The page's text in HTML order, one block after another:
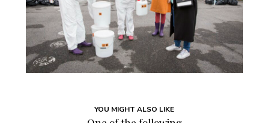
YOU MIGHT ALSO LIKE